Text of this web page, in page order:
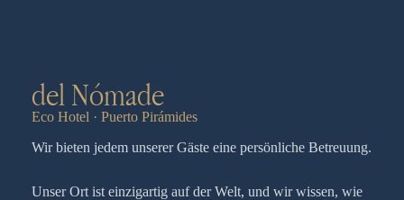
del Nómade
Eco Hotel · Puerto Pirámides
Wir bieten jedem unserer Gäste eine persönliche Betreuung.
Unser Ort ist einzigartig auf der Welt, und wir wissen, wie